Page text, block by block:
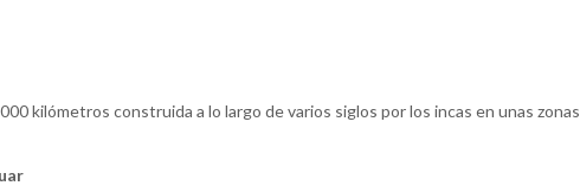
kilómetros construida a lo largo de varios siglos por los incas en unas zonas